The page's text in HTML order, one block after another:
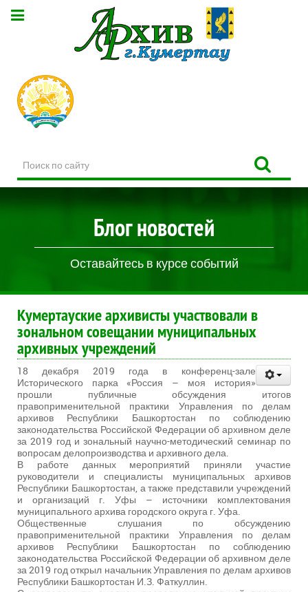
по
сайту
Блог новостей
Оставайтесь в курсе событий
Кумертауские архивисты участвовали в
зональном совещании муниципальных
архивных учреждений
18 декабря 2019 года в конференц-зале
Исторического парка «Россия – моя история»
прошли публичные обсуждения итогов
правоприменительной практики Управления по делам
архивов Республики Башкортостан по соблюдению
законодательства Российской Федерации об архивном деле
за 2019 год и зональный научно-методический семинар по
вопросам делопроизводства и архивного дела.
В работе данных мероприятий приняли участие
руководители и специалисты муниципальных архивов
Республики Башкортостан, а также представили учреждений
и организаций г. Уфы – источники комплектования
муниципального архива городского округа г. Уфа.
Общественные слушания по обсуждению
правоприменительной практики Управления по делам
архивов Республики Башкортостан по соблюдению
законодательства Российской Федерации об архивном деле
за 2019 год открыл начальник Управления по делам архивов
Республики Башкортостан И.З. Фаткуллин.